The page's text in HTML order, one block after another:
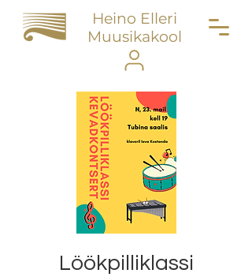
Heino Elleri
Muusikakool
Löökpilliklassi